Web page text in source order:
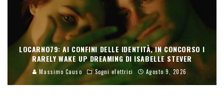
LOCARNO79: AI CONFINI DELLE IDENTITÀ, IN CONCORSO I
RARELY WAKE UP DREAMING DI ISABELLE STEVER
Massimo Causo Sogni elettrici Agosto 9, 2026